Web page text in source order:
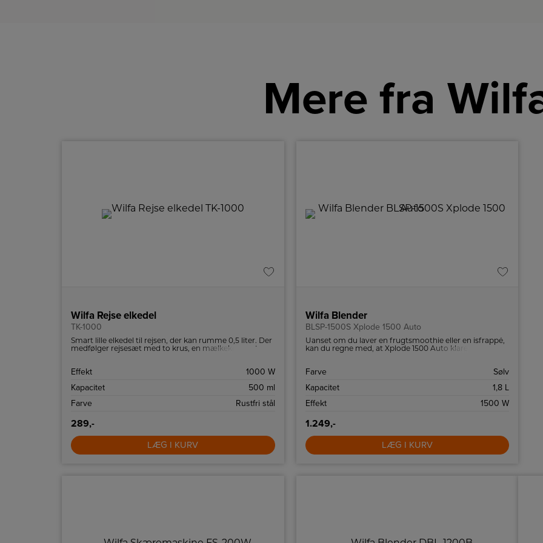
Mere fra
Wilfa Rejse elkedel
TK-1000
Smart lille elkedel til rejsen, der kan rumme 0,5 liter. Der
medfølger rejsesæt med to krus, en mælkekop og to
Effekt
1000 W
Kapacitet
500 ml
Farve
Rustfri stål
289,-
LÆG I KURV
Wilfa Blender
BLSP-1500S Xplode 1500 Auto
Uanset om du laver en frugtsmoothie eller en isfrappé,
kan du regne med, at Xplode 1500 Auto klarer opgaven
Farve
Sølv
Kapacitet
1,8 L
Effekt
1500 W
1.249,-
LÆG I KURV